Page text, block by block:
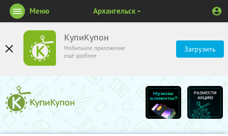
КупиКупон
Мобильное приложение
ещё удобнее
Загрузить
Меню Архангельск